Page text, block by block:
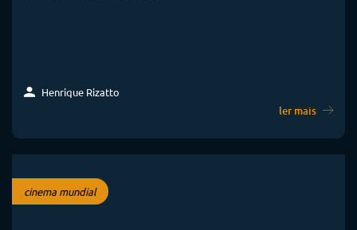
Henrique Rizatto
ler mais
cinema mundial